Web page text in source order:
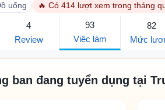
uống 🔥 Có 414 lượt xem trong tháng
4
Review
93
Việc làm
82
Mức
ban đang tuyển dụng tại